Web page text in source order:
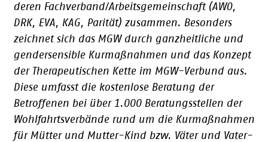
deren Fachverband/Arbeitsgemeinschaft (AWO,
DRK, EVA, KAG, Parität) zusammen. Besonders
zeichnet sich das MGW durch ganzheitliche und
gendersensible Kurmaßnahmen und das Konzept
der Therapeutischen Kette im MGW-Verbund aus.
Diese umfasst die kostenlose Beratung der
Betroffenen bei über 1.000 Beratungsstellen der
Wohlfahrtsverbände rund um die Kurmaßnahmen
für Mütter und Mutter-Kind bzw. Väter und Vater-